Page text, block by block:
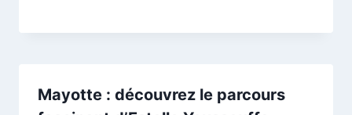
Mayotte : découvrez le parcours